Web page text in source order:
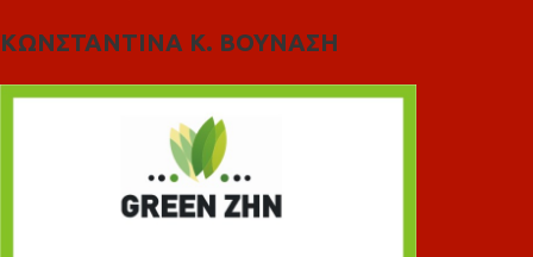
ΚΩΝΣΤΑΝΤΙΝΑ Κ. ΒΟΥΝΑΣΗ